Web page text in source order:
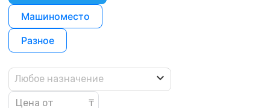
Машиноместо
Разное
Любое назначение